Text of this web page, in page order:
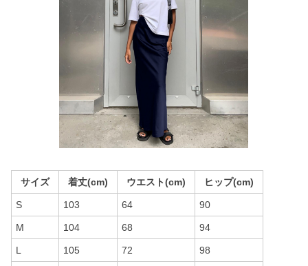
サイズ 着丈(cm) ウエスト(cm) ヒップ(cm)
S 103 64 90
M 104 68 94
L 105 72 98